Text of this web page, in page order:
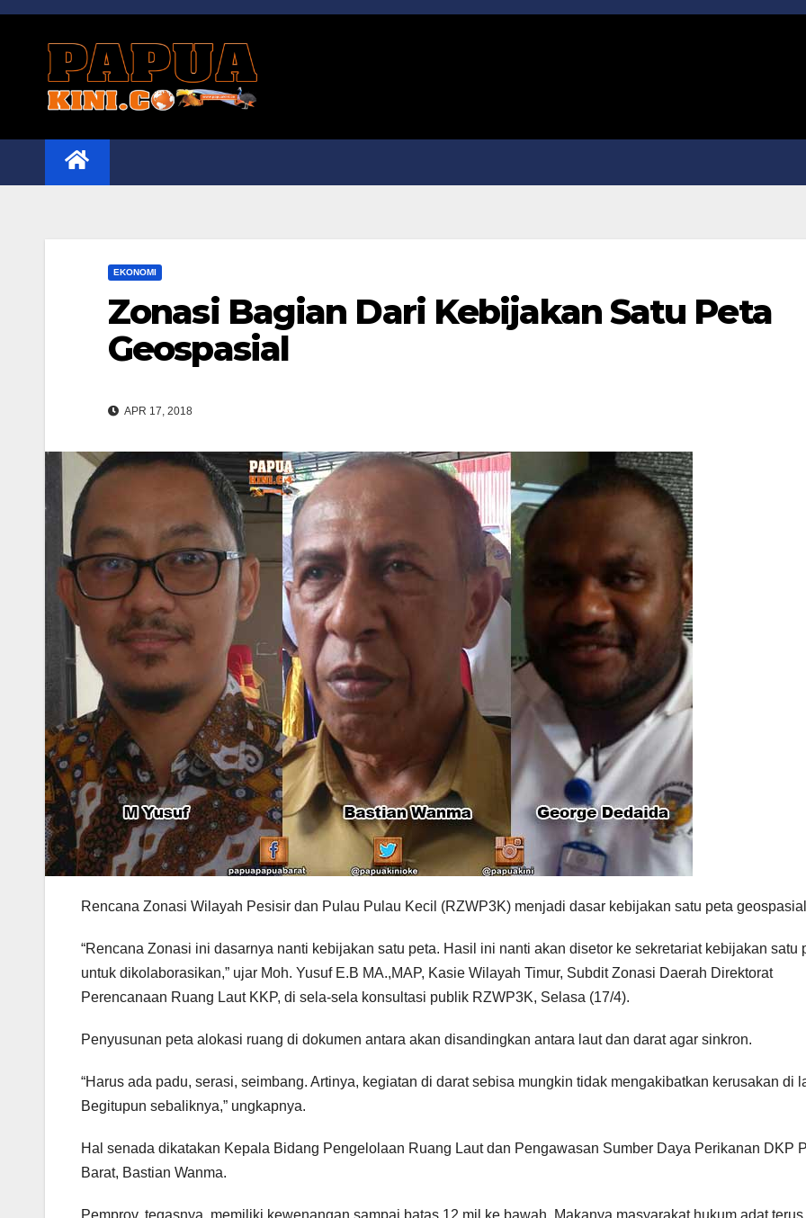
Skip
EKONOMI
Zonasi Bagian Dari Kebijakan Satu Peta
Geospasial
APR 17, 2018
Rencana Zonasi Wilayah Pesisir dan Pulau Pulau Kecil (RZWP3K) menjadi dasar kebijakan satu peta
“Rencana Zonasi ini dasarnya nanti kebijakan satu peta. Hasil ini nanti akan disetor ke sekretariat kebijakan satu
untuk dikolaborasikan,” ujar Moh. Yusuf E.B MA.,MAP, Kasie Wilayah Timur, Subdit Zonasi Daerah Direktorat
Perencanaan Ruang Laut KKP, di sela-sela konsultasi publik RZWP3K, Selasa (17/4).
Penyusunan peta alokasi ruang di dokumen antara akan disandingkan antara laut dan darat agar sinkron.
“Harus ada padu, serasi, seimbang. Artinya, kegiatan di darat sebisa mungkin tidak mengakibatkan kerusakan di
Begitupun sebaliknya,” ungkapnya.
Hal senada dikatakan Kepala Bidang Pengelolaan Ruang Laut dan Pengawasan Sumber Daya Perikanan DKP
Barat, Bastian Wanma.
Pemprov, tegasnya, memiliki kewenangan sampai batas 12 mil ke bawah. Makanya masyarakat hukum adat terus